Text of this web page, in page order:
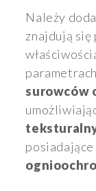
Należy
znajdują
surowców
posiadające